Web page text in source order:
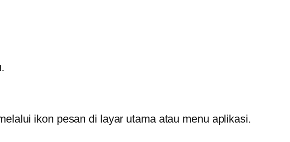
ikon pesan di layar utama atau menu aplikasi.